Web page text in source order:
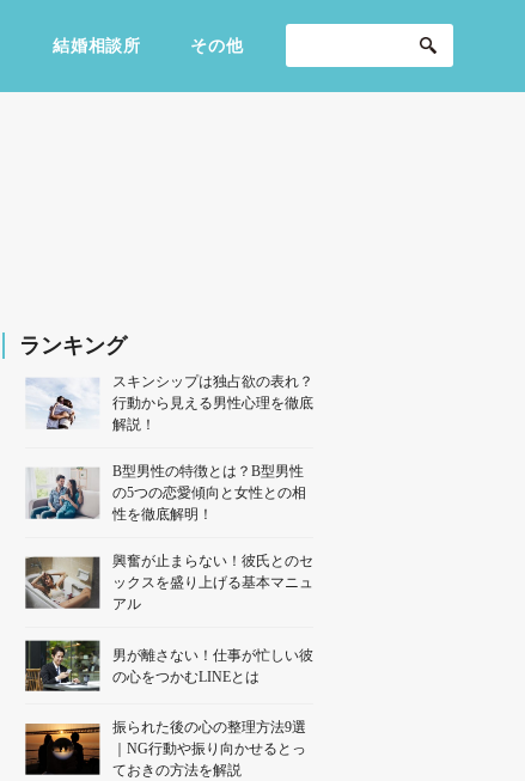
結婚相談所 その他
ランキング
スキンシップは独占欲の表れ？
行動から見える男性心理を徹底
解説！
B型男性の特徴とは？B型男性
の5つの恋愛傾向と女性との相
性を徹底解明！
興奮が止まらない！彼氏とのセ
ックスを盛り上げる基本マニュ
アル
男が離さない！仕事が忙しい彼
の心をつかむLINEとは
振られた後の心の整理方法9選
｜NG行動や振り向かせるとっ
ておきの方法を解説